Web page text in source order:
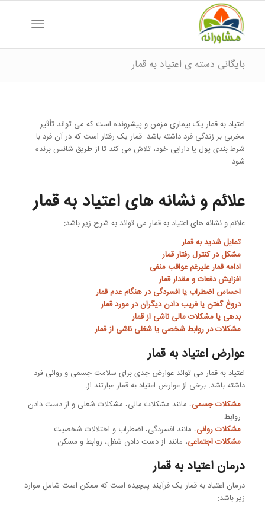
بایگانی دسته ی اعتیاد به قمار
اعتیاد به قمار یک بیماری مزمن و پیشرونده است که می تواند تأثیر
مخربی بر زندگی فرد داشته باشد. قمار یک رفتار است که در آن فرد با
شرط بندی پول یا دارایی خود، تلاش می کند تا از طریق شانس برنده
شود.
علائم و نشانه های اعتیاد به قمار
علائم و نشانه های اعتیاد به قمار می تواند به شرح زیر باشد:
تمایل شدید به قمار
مشکل در کنترل رفتار قمار
ادامه قمار علیرغم عواقب منفی
افزایش دفعات و مقدار قمار
احساس اضطراب یا افسردگی در هنگام عدم قمار
دروغ گفتن یا فریب دادن دیگران در مورد قمار
بدهی یا مشکلات مالی ناشی از قمار
مشکلات در روابط شخصی یا شغلی ناشی از قمار
عوارض اعتیاد به قمار
اعتیاد به قمار می تواند عوارض جدی برای سلامت جسمی و روانی فرد
داشته باشد. برخی از عوارض اعتیاد به قمار عبارتند از:
مشکلات جسمی، مانند مشکلات مالی، مشکلات شغلی و از دست دادن
روابط
مشکلات روانی، مانند افسردگی، اضطراب و اختلالات شخصیت
مشکلات اجتماعی، مانند از دست دادن شغل، روابط و مسکن
درمان اعتیاد به قمار
درمان اعتیاد به قمار یک فرآیند پیچیده است که ممکن است شامل موارد
زیر باشد: